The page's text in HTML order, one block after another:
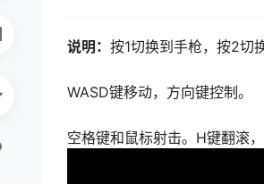
说明： 按1切换到手枪，按2切
WASD键移动，方向键控制。
空格键和鼠标射击。H键翻滚